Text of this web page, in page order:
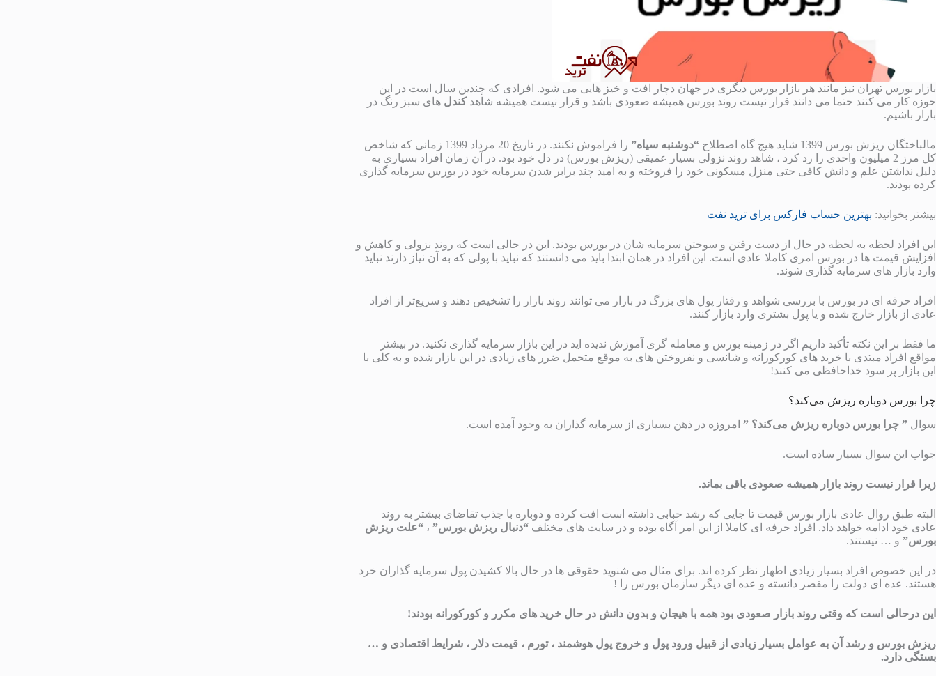
بازار بورس تهران نیز مانند هر بازار بورس دیگری در جهان دچار افت و خیز هایی می شود. افرادی که چندین سال است در این
حوزه کار می کنند حتما می دانند قرار نیست روند بورس همیشه صعودی باشد و قرار نیست همیشه شاهدکندل های سبز رنگ در
بازار باشیم.
مالباختگان ریزش بورس 1399 شاید هیچ گاه اصطلاح “دوشنبه سیاه”
را فراموش نکنند. در تاریخ 20 مرداد 1399 زمانی که شاخص
کل مرز 2 میلیون واحدی را رد کرد ، شاهد روند نزولی بسیار عمیقی (ریزش بورس) در دل خود بود. در آن زمان افراد بسیاری به
دلیل نداشتن علم و دانش کافی حتی منزل مسکونی خود را فروخته و به امید چند برابر شدن سرمایه خود در بورس سرمایه گذاری
کرده بودند.
بیشتر بخوانید: بهترین حساب فارکس برای ترید نفت
این افراد لحظه به لحظه در حال از دست رفتن و سوختن سرمایه شان در بورس بودند. این در حالی است که روند نزولی و کاهش و
افزایش قیمت ها در بورس امری کاملا عادی است. این افراد در همان ابتدا باید می دانستند که نباید با پولی که به آن نیاز دارند نباید
وارد بازار های سرمایه گذاری شوند.
افراد حرفه ای در بورس با بررسی شواهد و رفتار پول های بزرگ در بازار می توانند روند بازار را تشخیص دهند و سریع‌تر از افراد
عادی از بازار خارج شده و یا پول بشتری وارد بازار کنند.
ما فقط بر این نکته تأکید داریم اگر در زمینه بورس و معامله گری آموزش ندیده اید در این بازار سرمایه گذاری نکنید. در بیشتر
مواقع افراد مبتدی با خرید های کورکورانه و شانسی و نفروختن های به موقع متحمل ضرر های زیادی در این بازار شده و به کلی با
این بازار پر سود خداحافظی می کنند!
چرا بورس دوباره ریزش می‌کند؟
سوال ” چرا بورس دوباره ریزش می‌کند؟ ” امروزه در ذهن بسیاری از سرمایه گذاران به وجود آمده است.
جواب این سوال بسیار ساده است.
زیرا قرار نیست روند بازار همیشه صعودی باقی بماند.
البته طبق روال عادی بازار بورس قیمت تا جایی که رشد حبابی داشته است افت کرده و دوباره با جذب تقاضای بیشتر به روند
عادی خود ادامه خواهد داد. افراد حرفه ای کاملا از این امر آگاه بوده و در سایت های مختلف “دنبال ریزش بورس” ، “علت ریزش
بورس” و … نیستند.
در این خصوص افراد بسیار زیادی اظهار نظر کرده اند. برای مثال می شنوید حقوقی ها در حال بالا کشیدن پول سرمایه گذاران خرد
هستند. عده ای دولت را مقصر دانسته و عده ای دیگر سازمان بورس را !
این درحالی است که وقتی روند بازار صعودی بود همه با هیجان و بدون دانش در حال خرید های مکرر و کورکورانه بودند!
ریزش بورس و رشد آن به عوامل بسیار زیادی از قبیل ورود پول و خروج پول هوشمند ، تورم ، قیمت دلار ، شرایط اقتصادی و …
بستگی دارد.